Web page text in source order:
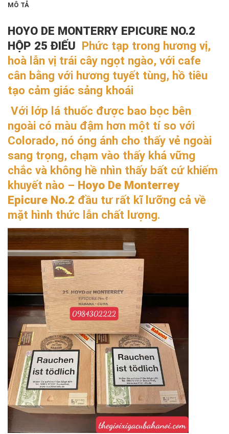
MÔ TẢ
HOYO DE MONTERRY EPICURE NO.2
HỘP 25 ĐIẾU Phức tạp trong hương vị,
hoà lẫn vị trái cây ngọt ngào, với cafe
cân bằng với hương tuyết tùng, hồ tiêu
tạo cảm giác sảng khoái
Với lớp lá thuốc được bao bọc bên
ngoài có màu đậm hơn một tí so với
Colorado, nó óng ánh cho thấy vẻ ngoài
sang trọng, chạm vào thấy khá vững
chắc và không hề nhìn thấy bất cứ khiếm
khuyết nào – Hoyo De Monterrey
Epicure No.2 đầu tư rất kĩ lưỡng cả về
mặt hình thức lẫn chất lượng.